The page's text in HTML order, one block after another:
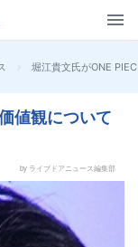
> 堀江貴文氏がONE
値観について
by ライブドアニュース編集部